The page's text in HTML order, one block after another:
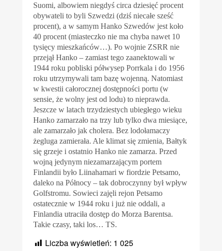
Suomi, albowiem niegdyś circa dziesięć procent
obywateli to byli Szwedzi (dziś niecałe sześć
procent), a w samym Hanko Szwedów jest koło
40 procent (miasteczko nie ma chyba nawet 10
tysięcy mieszkańców…). Po wojnie ZSRR nie
przejął Hanko – zamiast tego zaanektowali w
1944 roku pobliski półwysep Porrkala i do 1956
roku utrzymywali tam bazę wojenną. Natomiast
w kwestii całorocznej dostępności portu (w
sensie, że wolny jest od lodu) to nieprawda.
Jeszcze w latach trzydziestych ubiegłego wieku
Hanko zamarzało na trzy lub tylko dwa miesiące,
ale zamarzało jak cholera. Bez lodołamaczy
żegluga zamierała. Ale klimat się zmienia, Bałtyk
się grzeje i ostatnio Hanko nie zamarza. Przed
wojną jedynym niezamarzającym portem
Finlandii było Liinahamari w fiordzie Petsamo,
daleko na Północy – tak dobroczynny był wpływ
Golfstromu. Sowieci zajęli rejon Petsamo
ostatecznie w 1944 roku i już nie oddali, a
Finlandia utraciła dostęp do Morza Barentsa.
Takie czasy, taki los… TS.
Liczba wyświetleń: 1 025